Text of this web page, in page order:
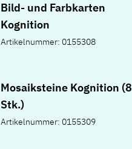
Bild- und Farbkarten
Kognition
Artikelnummer: 0155308
Mosaiksteine Kognition (8
Stk.)
Artikelnummer: 0155309